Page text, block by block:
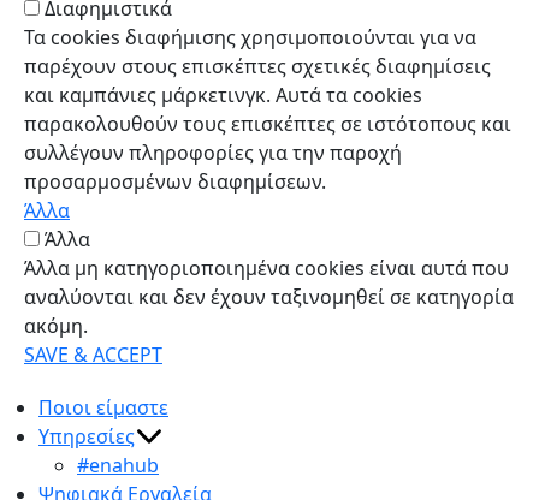
Διαφημιστικά
Τα cookies διαφήμισης χρησιμοποιούνται για να
παρέχουν στους επισκέπτες σχετικές διαφημίσεις
και καμπάνιες μάρκετινγκ. Αυτά τα cookies
παρακολουθούν τους επισκέπτες σε ιστότοπους και
συλλέγουν πληροφορίες για την παροχή
προσαρμοσμένων διαφημίσεων.
Άλλα
Άλλα
Άλλα μη κατηγοριοποιημένα cookies είναι αυτά που
αναλύονται και δεν έχουν ταξινομηθεί σε κατηγορία
ακόμη.
SAVE & ACCEPT
Ποιοι είμαστε
Υπηρεσίες
#enahub
Ψηφιακά Εργαλεία